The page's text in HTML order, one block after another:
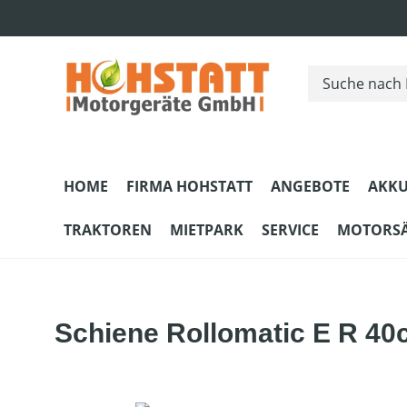
HOME FIRMA HOHSTATT ANGEBOTE
TRAKTOREN MIETPARK SERVICE
Schiene Rollomatic E R